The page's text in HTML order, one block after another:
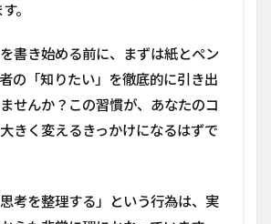
。
書き始める前に、まずは紙とペン
の「知りたい」を徹底的に引き出
せんか？この習慣が、あなたのコ
きく変えるきっかけになるはずで
考を整理する」という行為は、実